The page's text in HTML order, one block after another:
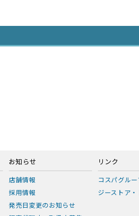
お知らせ
店舗情報
採用情報
発売日変更のお知らせ
リンク
コスパグルー
ジーストア